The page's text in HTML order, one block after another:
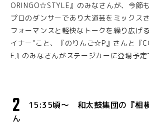
ORINGO☆STYLE』のみなさんが、今節
プロのダンサーであり大道芸をミックス
フォーマンスと軽快なトークを繰り広げ
イナー"こと、『のりんご☆P』さんと『
E』のみなさんがステージカーに登場予定
2
15:35頃～ 和太鼓集団の『相
ん